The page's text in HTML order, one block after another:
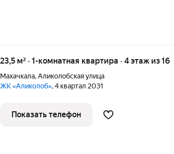
23,5 м² · 1-комнатная квартира · 4 этаж из 16
Махачкала,Аликолобская улица
ЖК «Аликолоб», 4 квартал 2031
Показать телефон